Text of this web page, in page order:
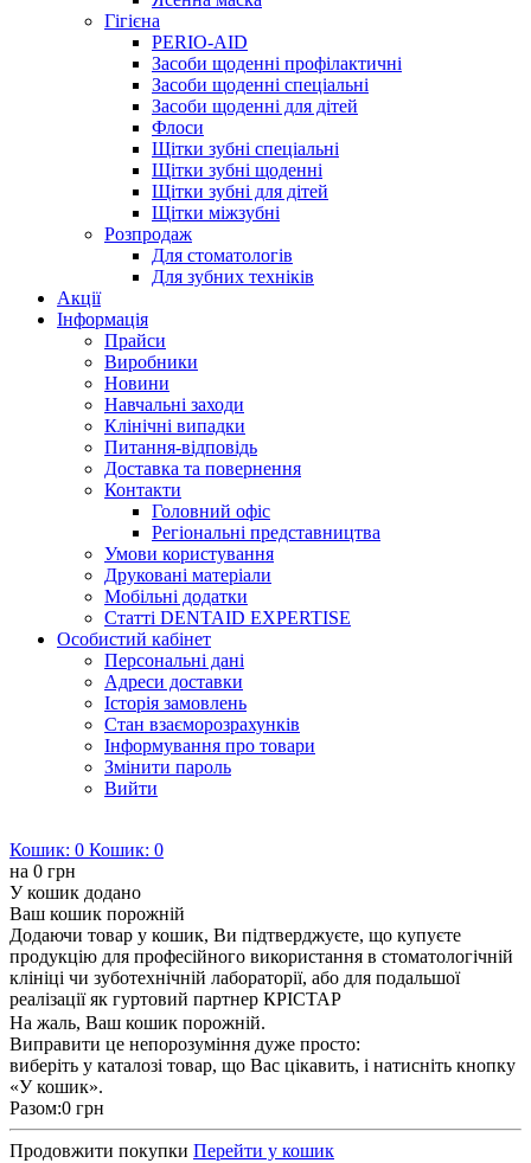
Гігієна
PERIO-AID
Засоби щоденні профілактичні
Засоби щоденні спеціальні
Засоби щоденні для дітей
Флоси
Щітки зубні спеціальні
Щітки зубні щоденні
Щітки зубні для дітей
Щітки міжзубні
Розпродаж
Для стоматологів
Для зубних техніків
Акції
Інформація
Прайси
Виробники
Новини
Навчальні заходи
Клінічні випадки
Питання-відповідь
Доставка та повернення
Контакти
Головний офіс
Регіональні представництва
Умови користування
Друковані матеріали
Мобільні додатки
Статті DENTAID EXPERTISE
Особистий кабінет
Персональні дані
Адреси доставки
Історія замовлень
Стан взаєморозрахунків
Інформування про товари
Змінити пароль
Вийти
Кошик: 0 Кошик: 0
на 0 грн
У кошик додано
Ваш кошик порожній
Додаючи товар у кошик, Ви підтверджуєте, що купуєте
продукцію для професійного використання в стоматологічній
клініці чи зуботехнічній лабораторії, або для подальшої
реалізації як гуртовий партнер КРІСТАР
На жаль, Ваш кошик порожній.
Виправити це непорозуміння дуже просто:
виберіть у каталозі товар, що Вас цікавить, і натисніть кнопку
«У кошик».
Разом:0 грн
Продовжити покупки Перейти у кошик